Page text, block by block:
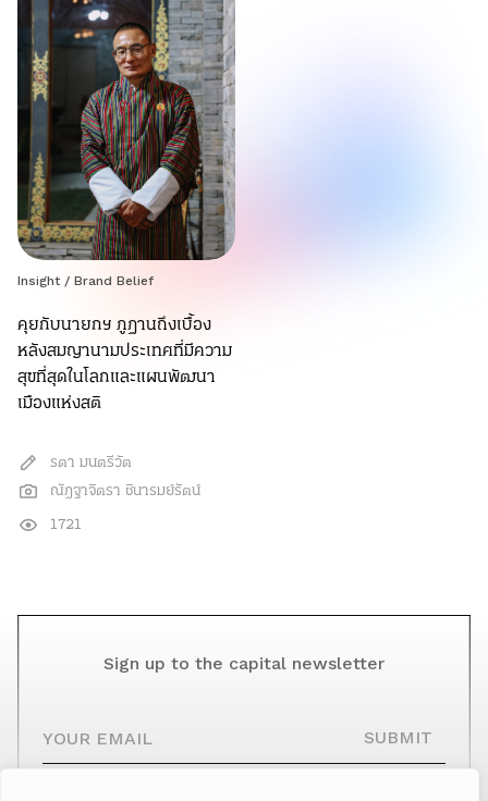
Insight / Brand Belief
คุยกับนายกฯ ภูฏานถึงเบื้อง
หลังสมญานามประเทศที่มีความ
สุขที่สุดในโลกและแผนพัฒนา
เมืองแห่งสติ
รตา มนตรีวัต
ณัฎฐาจิตรา ชินารมย์รัตน์
1721
Sign up to the capital newsletter
SUBMIT